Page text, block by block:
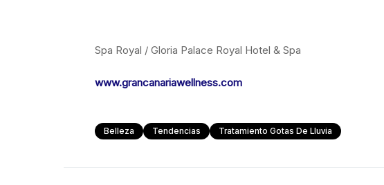
Spa Royal / Gloria Palace Royal Hotel & Spa
www.grancanariawellness.com
Belleza Tendencias Tratamiento Gotas De Lluvia